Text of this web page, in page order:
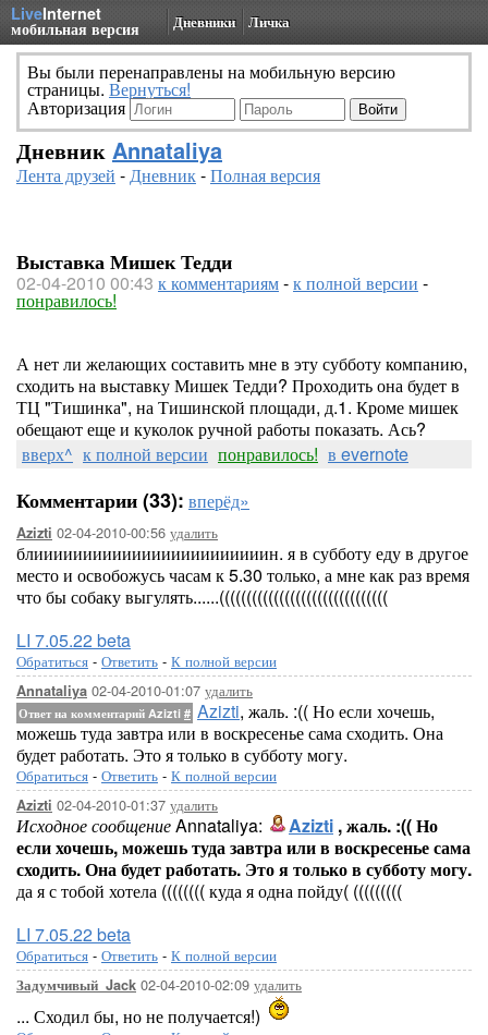
LiveInternet
мобильная версия Дневники Личка
Вы были перенаправлены на мобильную версию
страницы. Вернуться!
Авторизация
Дневник Annataliya
Лента друзей -Дневник-Полная версия
Выставка Мишек Тедди
02-04-2010 00:43 к комментариям-к полной версии -
понравилось!
А нет ли желающих составить мне в эту субботу компанию,
сходить на выставку Мишек Тедди? Проходить она будет в
ТЦ "Тишинка", на Тишинской площади, д.1. Кроме мишек
обещают еще и куколок ручной работы показать. Ась?
вверх^ к полной версии понравилось! в evernote
Комментарии (33): вперёд»
Azizti 02-04-2010-00:56 удалить
блиииииииииииииииииииииииин. я в субботу еду в другое
место и освобожусь часам к 5.30 только, а мне как раз время
что бы собаку выгулять......(((((((((((((((((((((((((((((((
LI 7.05.22 beta
Обратиться - Ответить - К полной версии
Annataliya 02-04-2010-01:07 удалить
Ответ на комментарий Azizti # Azizti, жаль. :(( Но если хочешь,
можешь туда завтра или в воскресенье сама сходить. Она
будет работать. Это я только в субботу могу.
Обратиться - Ответить - К полной версии
Azizti 02-04-2010-01:37 удалить
Исходное сообщениеAnnataliya: Azizti , жаль. :(( Но
если хочешь, можешь туда завтра или в воскресенье сама
сходить. Она будет работать. Это я только в субботу могу.
да я с тобой хотела (((((((( куда я одна пойду( (((((((((
LI 7.05.22 beta
Обратиться - Ответить - К полной версии
Задумчивый_Jack 02-04-2010-02:09 удалить
... Сходил бы, но не получается!)